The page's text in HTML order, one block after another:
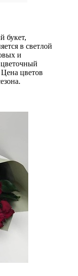
букет,
в светлой
и
цветов